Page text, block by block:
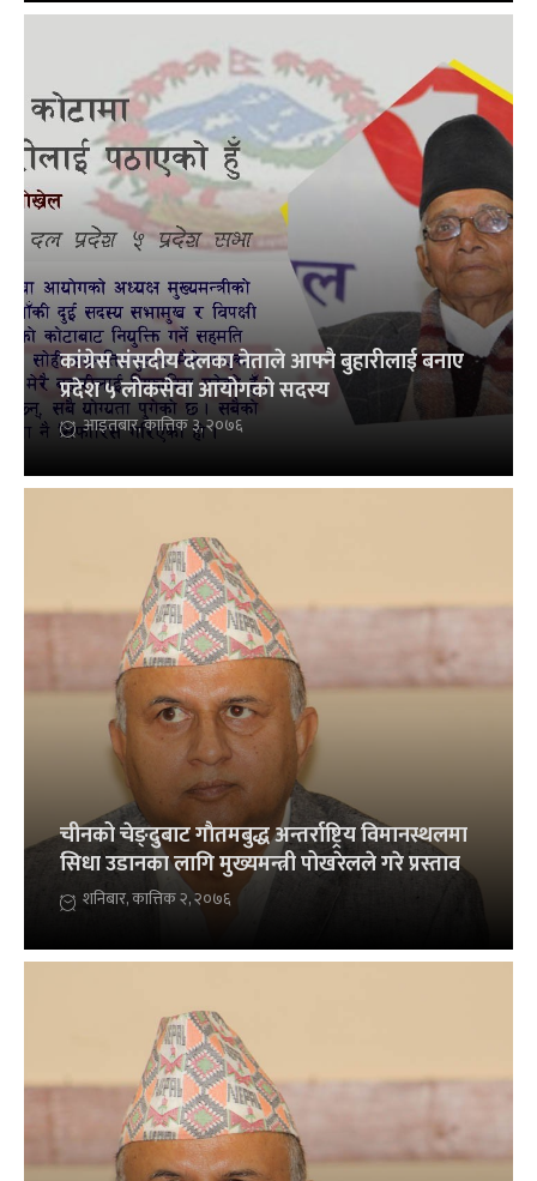
कांग्रेस संसदीय दलका नेताले आफ्नै बुहारीलाई बनाए
प्रदेश ५ लोकसेवा आयोगको सदस्य
आइतबार, कात्तिक ३, २०७६
चीनको चेङ्दुबाट गाैतमबुद्ध अन्तर्राष्ट्रिय विमानस्थलमा
सिधा उडानका लागि मुख्यमन्त्री पोखरेलले गरे प्रस्ताव
शनिबार, कात्तिक २, २०७६